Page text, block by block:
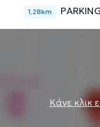
1,28km
Κάνε κλικ